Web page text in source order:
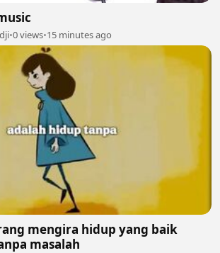
•0 views•15 minutes ago
mengira hidup yang baik
masalah